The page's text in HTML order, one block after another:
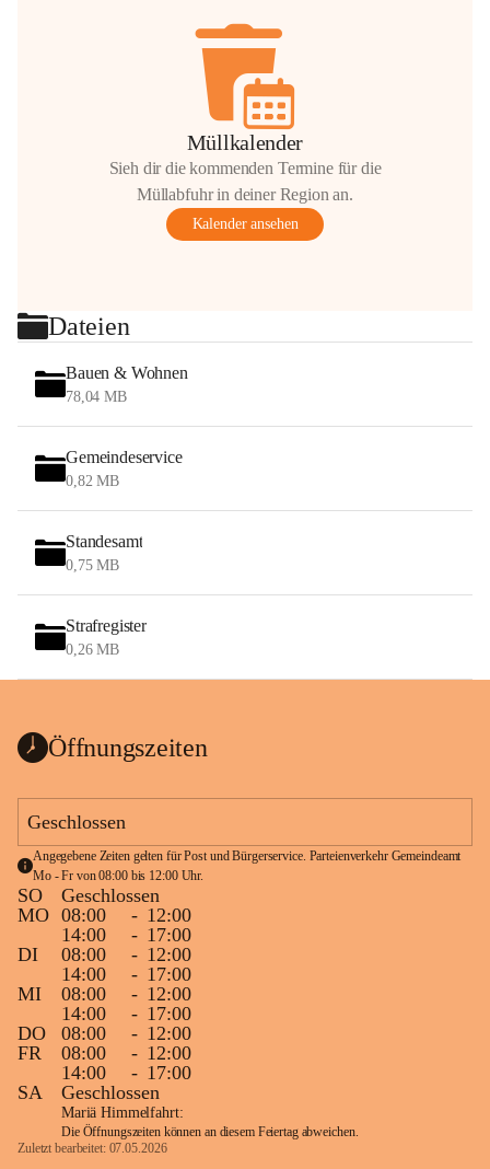
Müllkalender
Sieh dir die kommenden Termine für die
Müllabfuhr in deiner Region an.
Kalender ansehen
Dateien
Bauen & Wohnen
78,04 MB
Gemeindeservice
0,82 MB
Standesamt
0,75 MB
Strafregister
0,26 MB
Öffnungszeiten
Geschlossen
Angegebene Zeiten gelten für Post und Bürgerservice. Parteienverkehr Gemeindeamt
Mo - Fr von 08:00 bis 12:00 Uhr.
SO
Geschlossen
MO 08:00 - 12:00
14:00
- 17:00
DI
08:00 - 12:00
14:00
- 17:00
MI
08:00 - 12:00
14:00
- 17:00
DO
08:00 - 12:00
FR
08:00 - 12:00
14:00
- 17:00
SA
Geschlossen
Mariä Himmelfahrt:
Die Öffnungszeiten können an diesem Feiertag abweichen.
Zuletzt bearbeitet: 07.05.2026